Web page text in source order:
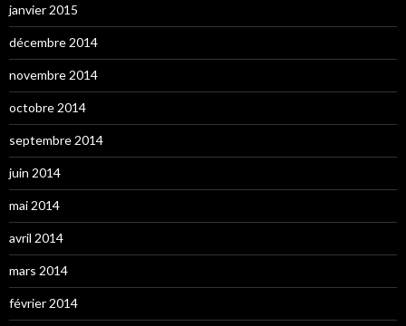
janvier 2015
décembre 2014
novembre 2014
octobre 2014
septembre 2014
juin 2014
mai 2014
avril 2014
mars 2014
février 2014